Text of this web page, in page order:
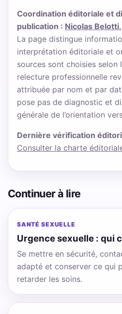
Coordination éditoriale et
publication : Nicolas Belotti
La page distingue
interprétation éditoriale et
sources sont choisies selon
relecture professionnelle
attribuée par nom et par
pose pas de diagnostic et
générale de l’orientation
Dernière vérification
Consulter la charte
Continuer à lire
SANTÉ SEXUELLE
Urgence sexuelle : qui
Se mettre en sécurité,
adapté et conserver ce qui
retarder les soins.